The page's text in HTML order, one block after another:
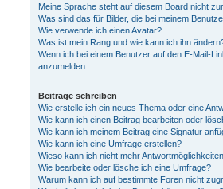
Meine Sprache steht auf diesem Board nicht
Was sind das für Bilder, die bei meinem
Wie verwende ich einen Avatar?
Was ist mein Rang und wie kann ich ihn
Wenn ich bei einem Benutzer auf den E-Mail-
anzumelden.
Beiträge schreiben
Wie erstelle ich ein neues Thema oder eine
Wie kann ich einen Beitrag bearbeiten oder
Wie kann ich meinem Beitrag eine Signatur
Wie kann ich eine Umfrage erstellen?
Wieso kann ich nicht mehr
Wie bearbeite oder lösche ich eine Umfrage?
Warum kann ich auf bestimmte Foren nicht